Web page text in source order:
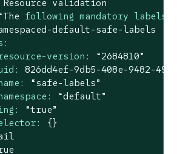
Resource validation
following mandatory labels
default-safe-labels
version:
“2684810”
826dd4ef-9db5-408e-9482-
“safe-labels”
“default”
“true”
{}